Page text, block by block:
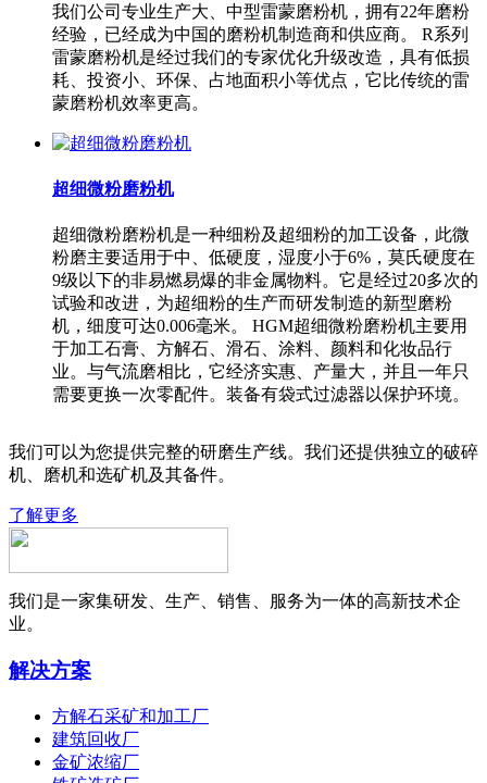
我们公司专业生产大、中型雷蒙磨粉机，拥有22年磨粉
经验，已经成为中国的磨粉机制造商和供应商。 R系列
雷蒙磨粉机是经过我们的专家优化升级改造，具有低损
耗、投资小、环保、占地面积小等优点，它比传统的雷
蒙磨粉机效率更高。
超细微粉磨粉机
超细微粉磨粉机是一种细粉及超细粉的加工设备，此微
粉磨主要适用于中、低硬度，湿度小于6%，莫氏硬度在
9级以下的非易燃易爆的非金属物料。它是经过20多次的
试验和改进，为超细粉的生产而研发制造的新型磨粉
机，细度可达0.006毫米。 HGM超细微粉磨粉机主要用
于加工石膏、方解石、滑石、涂料、颜料和化妆品行
业。与气流磨相比，它经济实惠、产量大，并且一年只
需要更换一次零配件。装备有袋式过滤器以保护环境。
我们可以为您提供完整的研磨生产线。我们还提供独立的破碎
机、磨机和选矿机及其备件。
了解更多
我们是一家集研发、生产、销售、服务为一体的高新技术企
业。
解决方案
方解石采矿和加工厂
建筑回收厂
金矿浓缩厂